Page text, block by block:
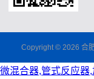
Copyright © 2026 合
微混合器,管式反应器